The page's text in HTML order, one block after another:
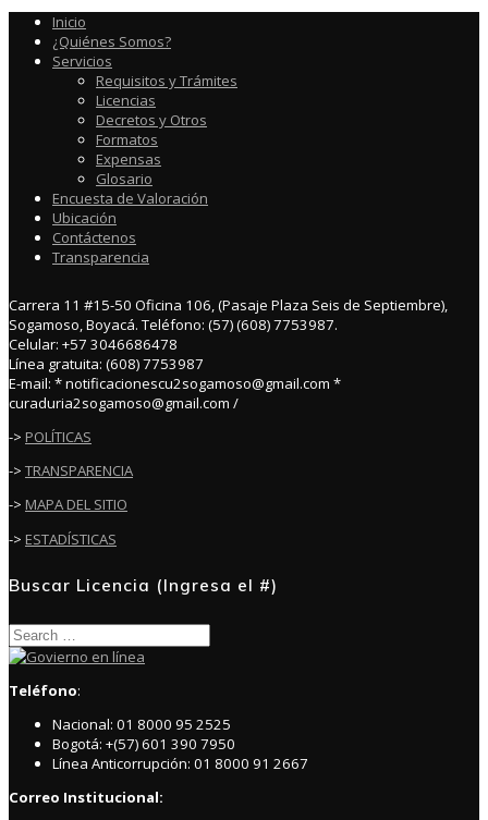
Inicio
¿Quiénes Somos?
Servicios
Requisitos y Trámites
Licencias
Decretos y Otros
Formatos
Expensas
Glosario
Encuesta de Valoración
Ubicación
Contáctenos
Transparencia
Carrera 11 #15-50 Oficina 106, (Pasaje Plaza Seis de Septiembre),
Sogamoso, Boyacá. Teléfono: (57) (608) 7753987.
Celular: +57 3046686478
Línea gratuita: (608) 7753987
E-mail: * notificacionescu2sogamoso@gmail.com *
curaduria2sogamoso@gmail.com /
-> POLÍTICAS
-> TRANSPARENCIA
-> MAPA DEL SITIO
-> ESTADÍSTICAS
Buscar Licencia (Ingresa el #)
Search
for:
Teléfono:
Nacional: 01 8000 95 2525
Bogotá: +(57) 601 390 7950
Línea Anticorrupción: 01 8000 91 2667
Correo Institucional: